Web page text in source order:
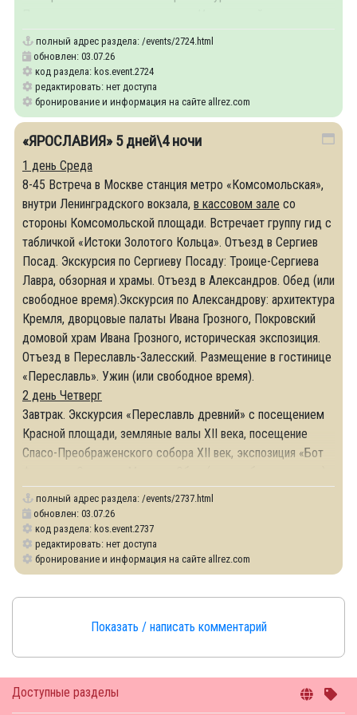
Доступные разделы
полный адрес раздела: /events/2724.html
обновлен: 03.07.26
код раздела: kos.event.2724
редактировать: нет доступа
бронирование и информация на сайте allrez.com
«ЯРОСЛАВИЯ» 5 дней\4 ночи
1 день Среда
8-45 Встреча в Москве станция метро «Комсомольская»,
внутри Ленинградского вокзала, в кассовом зале со
стороны Комсомольской площади. Встречает группу гид с
табличкой «Истоки Золотого Кольца». Отъезд в Сергиев
Посад. Экскурсия по Сергиеву Посаду: Троице-Сергиева
Лавра, обзорная и храмы. Отъезд в Александров. Обед (или
свободное время).Экскурсия по Александрову: архитектура
Кремля, дворцовые палаты Ивана Грозного, Покровский
домовой храм Ивана Грозного, историческая экспозиция.
Отъезд в Переславль-Залесский. Размещение в гостинице
«Переславль». Ужин (или свободное время).
2 день Четверг
Завтрак. Экскурсия «Переславль древний» с посещением
Красной площади, земляные валы XII века, посещение
Спасо-Преображенского собора XII век, экспозиция «Бот
полный адрес раздела: /events/2737.html
обновлен: 03.07.26
код раздела: kos.event.2737
редактировать: нет доступа
бронирование и информация на сайте allrez.com
Показать / написать комментарий